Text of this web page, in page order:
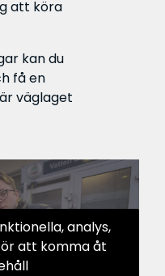
att köra
kan du
få en
väglaget
analys,
att komma åt